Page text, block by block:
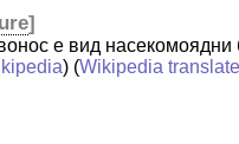
]
е вид
) (Wikipedia